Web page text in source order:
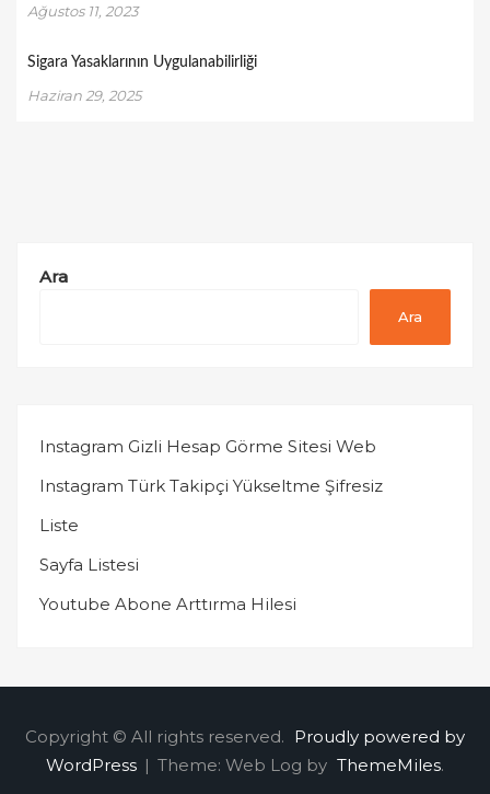
Ağustos 11, 2023
Sigara Yasaklarının Uygulanabilirliği
Haziran 29, 2025
Ara
Ara
Instagram Gizli Hesap Görme Sitesi Web
Instagram Türk Takipçi Yükseltme Şifresiz
Liste
Sayfa Listesi
Youtube Abone Arttırma Hilesi
Copyright © All rights reserved. Proudly powered by
WordPress | Theme: Web Log by ThemeMiles.